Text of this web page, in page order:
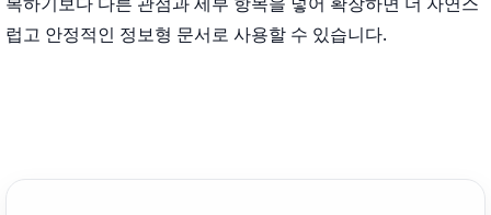
럽고 안정적인 정보형 문서로 사용할 수 있습니다.